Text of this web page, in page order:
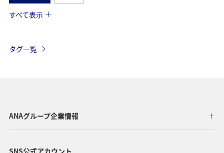
春 川
ワカサギ 湖 冬 イワナ
すべて表示
タグ一覧
ANAグループ企業情報